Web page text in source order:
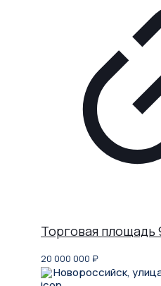
Торговая площадь
20 000 000 ₽
Новороссийск,